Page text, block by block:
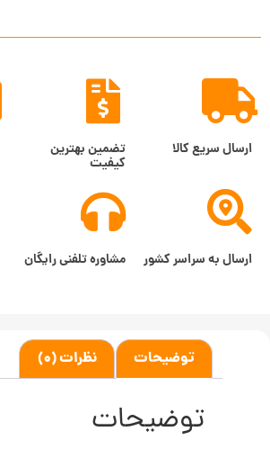
ارسال سریع کالا تضمین بهترین
کیفیت
ارسال به سراسر کشور مشاوره تلفنی رایگان
توضیحات نظرات (0)
توضیحات